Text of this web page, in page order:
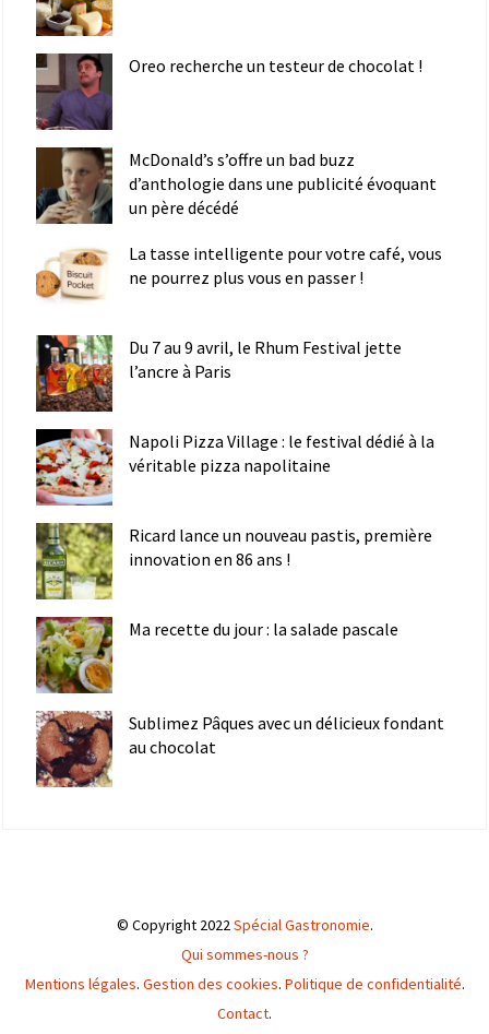
Oreo recherche un testeur de chocolat !
McDonald’s s’offre un bad buzz
d’anthologie dans une publicité évoquant
un père décédé
La tasse intelligente pour votre café, vous
ne pourrez plus vous en passer !
Du 7 au 9 avril, le Rhum Festival jette
l’ancre à Paris
Napoli Pizza Village : le festival dédié à la
véritable pizza napolitaine
Ricard lance un nouveau pastis, première
innovation en 86 ans !
Ma recette du jour : la salade pascale
Sublimez Pâques avec un délicieux fondant
au chocolat
© Copyright 2022Spécial Gastronomie.
Qui sommes-nous ?
Mentions légales. Gestion des cookies. Politique de confidentialité.
Contact.